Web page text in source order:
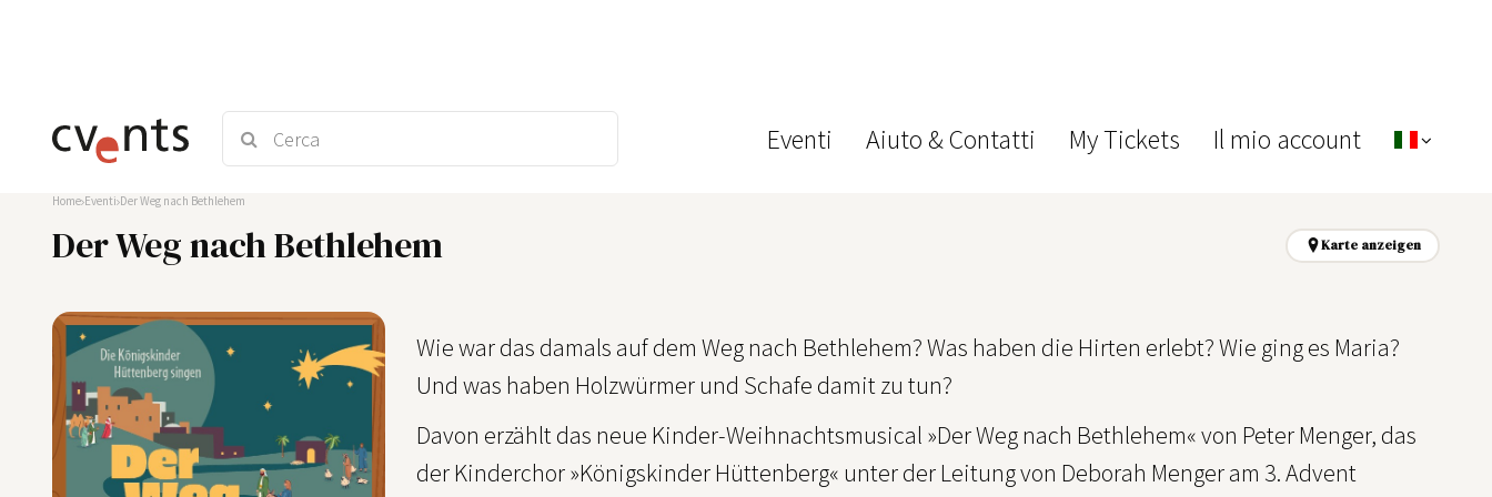
Eventi Aiuto & Contatti My Tickets Il mio account
Home Eventi Der Weg nach Bethlehem
Der Weg nach Bethlehem Karte anzeigen
Wie war das damals auf dem Weg nach Bethlehem? Was haben die Hirten erlebt? Wie ging es Maria?
Und was haben Holzwürmer und Schafe damit zu tun?
Davon erzählt das neue Kinder-Weihnachtsmusical »Der Weg nach Bethlehem« von Peter Menger, das
der Kinderchor »Königskinder Hüttenberg« unter der Leitung von Deborah Menger am 3. Advent